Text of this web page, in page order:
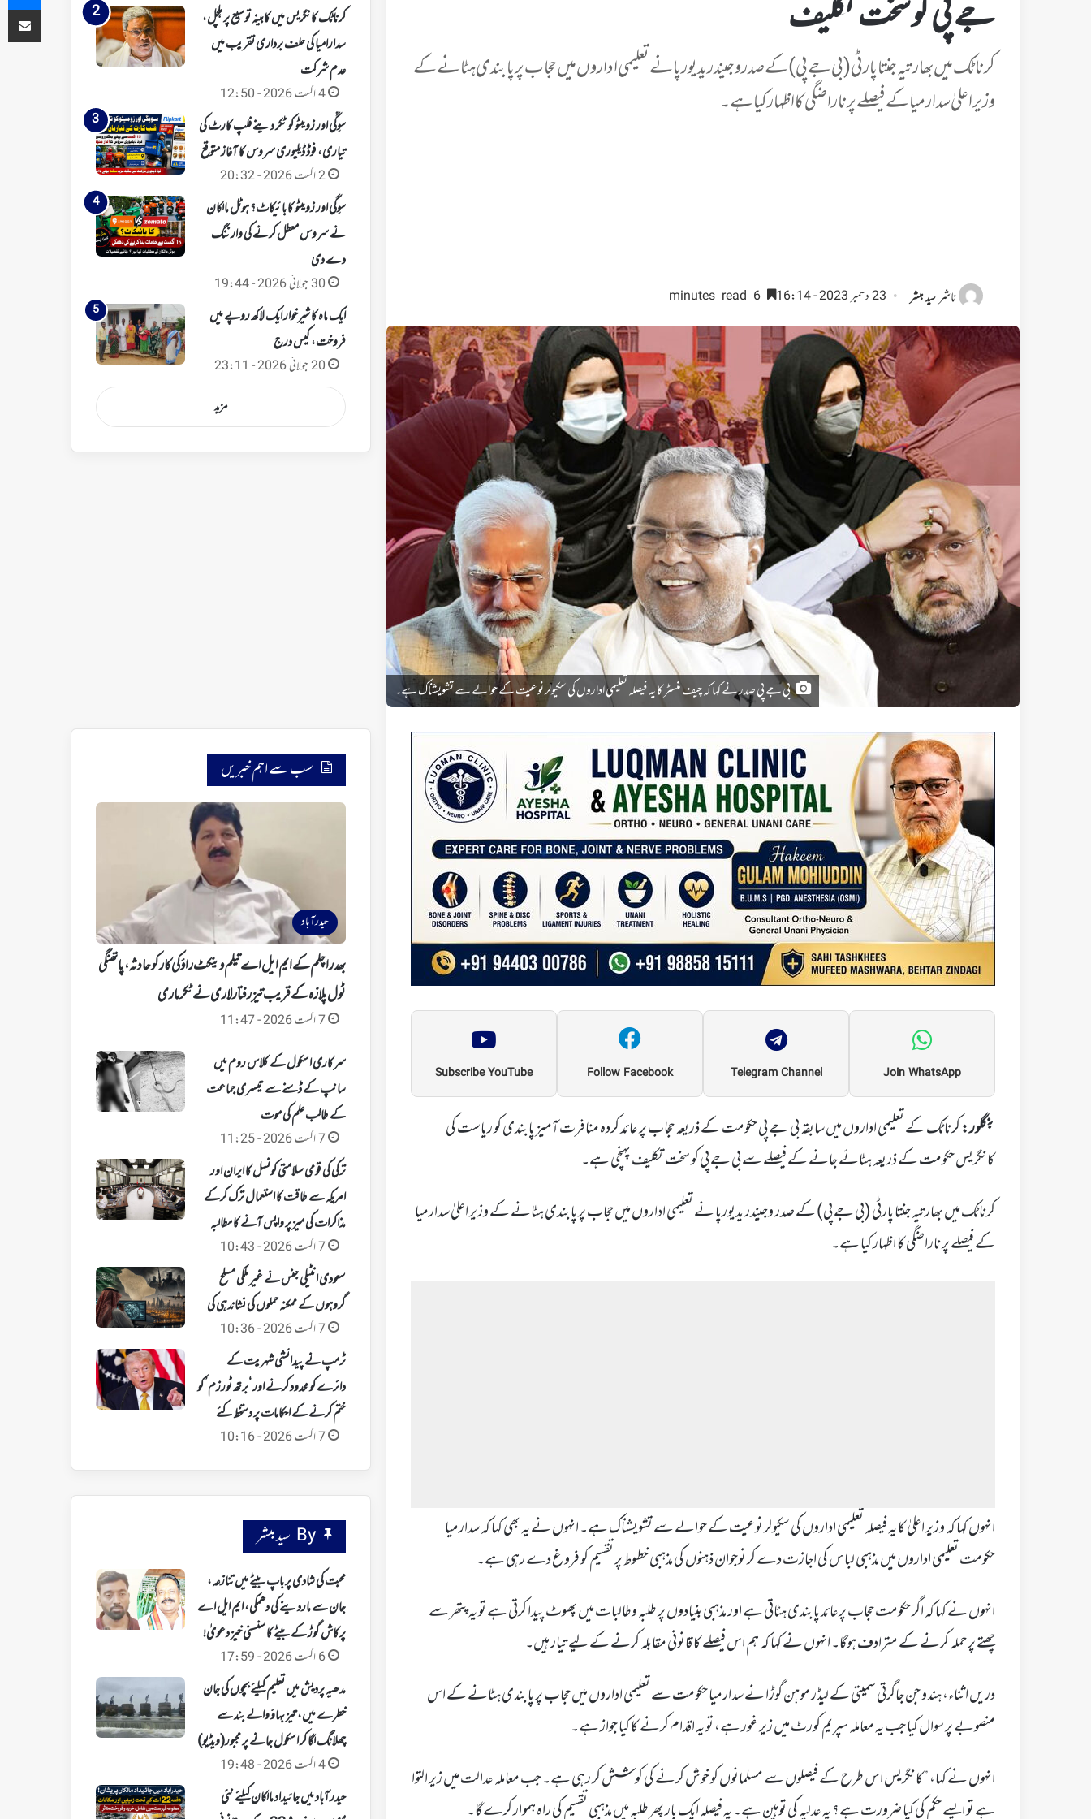
جے پی کو سخت تکلیف
کرناٹک میں بھارتیہ جنتا پارٹی (بی جے پی) کے صدر وجیندر یدیورپا نے تعلیمی اداروں میں حجاب پر پابندی ہٹانے کے
وزیر اعلیٰ سدارمیا کے فیصلے پر ناراضگی کا اظہار کیا ہے۔
ناشرسید مبشر 23 دسمبر 2023 - 16:14
بی جے پی صدر نے کہا کہ چیف منسٹر کا یہ فیصلہ تعلیمی اداروں کی سکیولر نوعیت کے حوالے سے تشویشناک ہے۔
Join WhatsApp
Telegram Channel
Follow Facebook
Subscribe YouTube
بنگلور:کرناٹک کے تعلیمی اداروں میں سابقہ بی جے پی حکومت کے ذریعہ حجاب پر عائد کردہ منافرت آمیز پابندی کو ریاست کی
کانگریس حکومت کے ذریعہ ہٹائے جانے کے فیصلے سے بی جے پی کو سخت تکلیف پہنچی ہے۔
کرناٹک میں بھارتیہ جنتا پارٹی (بی جے پی) کے صدر وجیندر یدیورپا نے تعلیمی اداروں میں حجاب پر پابندی ہٹانے کے وزیر اعلیٰ سدارمیا
کے فیصلے پر ناراضگی کا اظہار کیا ہے۔
انہوں کہا کہ وزیر اعلیٰ کا یہ فیصلہ تعلیمی اداروں کی سکیولر نوعیت کے حوالے سے تشویشناک ہے۔ انہوں نے یہ بھی کہا کہ سدارمیا
حکومت تعلیمی اداروں میں مذہبی لباس کی اجازت دے کر نوجوان ذہنوں کی مذہبی خطوط پر تقسیم کو فروغ دے رہی ہے۔
انہوں نے کہا کہ اگر حکومت حجاب پرعائد پابندی ہٹاتی ہے اور مذہبی بنیادوں پر طلبہ وطالبات میں پھوٹ پیدا کرتی ہے تو یہ پتھر سے
چھتے پر حملہ کرنے کے مترادف ہوگا۔ انہوں نے کہا کہ ہم اس فیصلے کا قانونی مقابلہ کرنے کے لیے تیار ہیں۔
دریں اثناء، ہندو جن جاگرتی سمیتی کے لیڈر موہن گوڑا نے سدارمیا حکومت سے تعلیمی اداروں میں حجاب پر پابندی ہٹانے کے اس
منصوبے پر سوال کیا جب یہ معاملہ سپریم کورٹ میں زیر غور ہے، تو یہ اقدام کرنے کا کیا جواز ہے۔
انہوں نے کہا، ”کانگریس اس طرح کے فیصلوں سے مسلمانوں کو خوش کرنے کی کوشش کر رہی ہے۔ جب معاملہ عدالت میں زیر التوا
ہے تو ایسے حکم کی کیا ضرورت ہے؟ یہ عدلیہ کی توہین ہے۔ یہ فیصلہ ایک بار پھر طلبہ میں مذہبی تقسیم کی راہ ہموار کرے گا۔
کرناٹک کانگریس میں کابینہ توسیع پر ہلچل،
سدارامیا کی حلف برداری تقریب میں
عدم شرکت
4 اگست 2026 - 12:50
سوِگّی اور زومیٹو کو ٹکر دینے فلپ کارٹ کی
تیاری، فوڈ ڈیلیوری سروس کا آغاز متوقع
2 اگست 2026 - 20:32
سوِگی اور زومیٹو کا بائیکاٹ؟ ہوٹل مالکان
نے سروس معطل کرنے کی وارننگ
دے دی
30 جولائی 2026 - 19:44
ایک ماہ کا شیرخوار ایک لاکھ روپے میں
فروخت، کیس درج
20 جولائی 2026 - 23:11
مزید
سب سے اہم خبریں
حیدرآباد
بھدراچلم کے ایم ایل اے تیلم وینکٹ راؤ کی کار کو حادثہ، پاتھنگی
ٹول پلازہ کے قریب تیز رفتار لاری نے ٹکر ماری
7 اگست 2026 - 11:47
سرکاری اسکول کے کلاس روم میں
سانپ کے ڈسنے سے تیسری جماعت
کے طالب علم کی موت
7 اگست 2026 - 11:25
ترکی کی قومی سلامتی کونسل کا ایران اور
امریکہ سے طاقت کا استعمال ترک کرکے
مذاکرات کی میز پر واپس آنے کا مطالبہ
7 اگست 2026 - 10:43
سعودی انٹیلی جنس نے غیر ملکی مسلح
گروہوں کے ممکنہ حملوں کی نشاندہی کی
7 اگست 2026 - 10:36
ٹرمپ نے پیدائشی شہریت کے
دائرے کو محدود کرنے اور ‘برتھ ٹورزم’ کو
ختم کرنے کے احکامات پر دستخط کئے
7 اگست 2026 - 10:16
By سید مبشر
محبت کی شادی پر باپ بیٹے میں تنازعہ،
جان سے ماردینے کی دھمکی، ایم ایل اے
پرکاش گوڑ کے بیٹے کا سنسنی خیز دعویٰ!
6 اگست 2026 - 17:59
مدھیہ پردیش میں تعلیم کیلئے بچوں کی جان
خطرے میں، تیز بہاؤ والے بند سے
چھلانگ لگا کر اسکول جانے پر مجبور(ویڈیو)
4 اگست 2026 - 19:48
حیدرآباد میں جائیداد مالکان کیلئے نئی
ای میل کے ذریعہ شیئر کریں